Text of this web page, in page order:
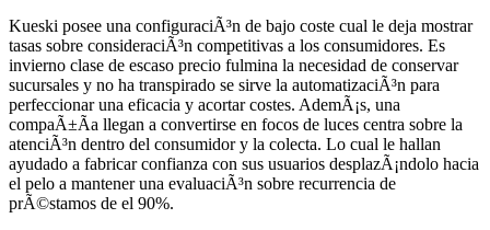
Kueski posee una configuraciÃ³n de bajo coste cual le deja mostrar
tasas sobre consideraciÃ³n competitivas a los consumidores. Es
invierno clase de escaso precio fulmina la necesidad de conservar
sucursales y no ha transpirado se sirve la automatizaciÃ³n para
perfeccionar una eficacia y acortar costes. AdemÃ¡s, una
compaÃ±Ã­a llegan a convertirse en focos de luces centra sobre la
atenciÃ³n dentro del consumidor y la colecta. Lo cual le hallan
ayudado a fabricar confianza con sus usuarios desplazÃ¡ndolo hacia
el pelo a mantener una evaluaciÃ³n sobre recurrencia de
prÃ©stamos de el 90%.